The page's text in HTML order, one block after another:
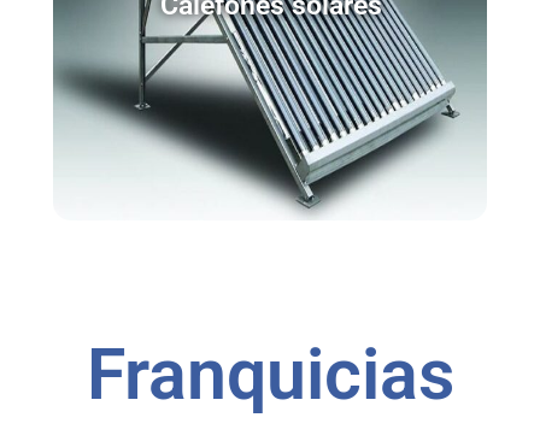
Calefones solares
Franquicias